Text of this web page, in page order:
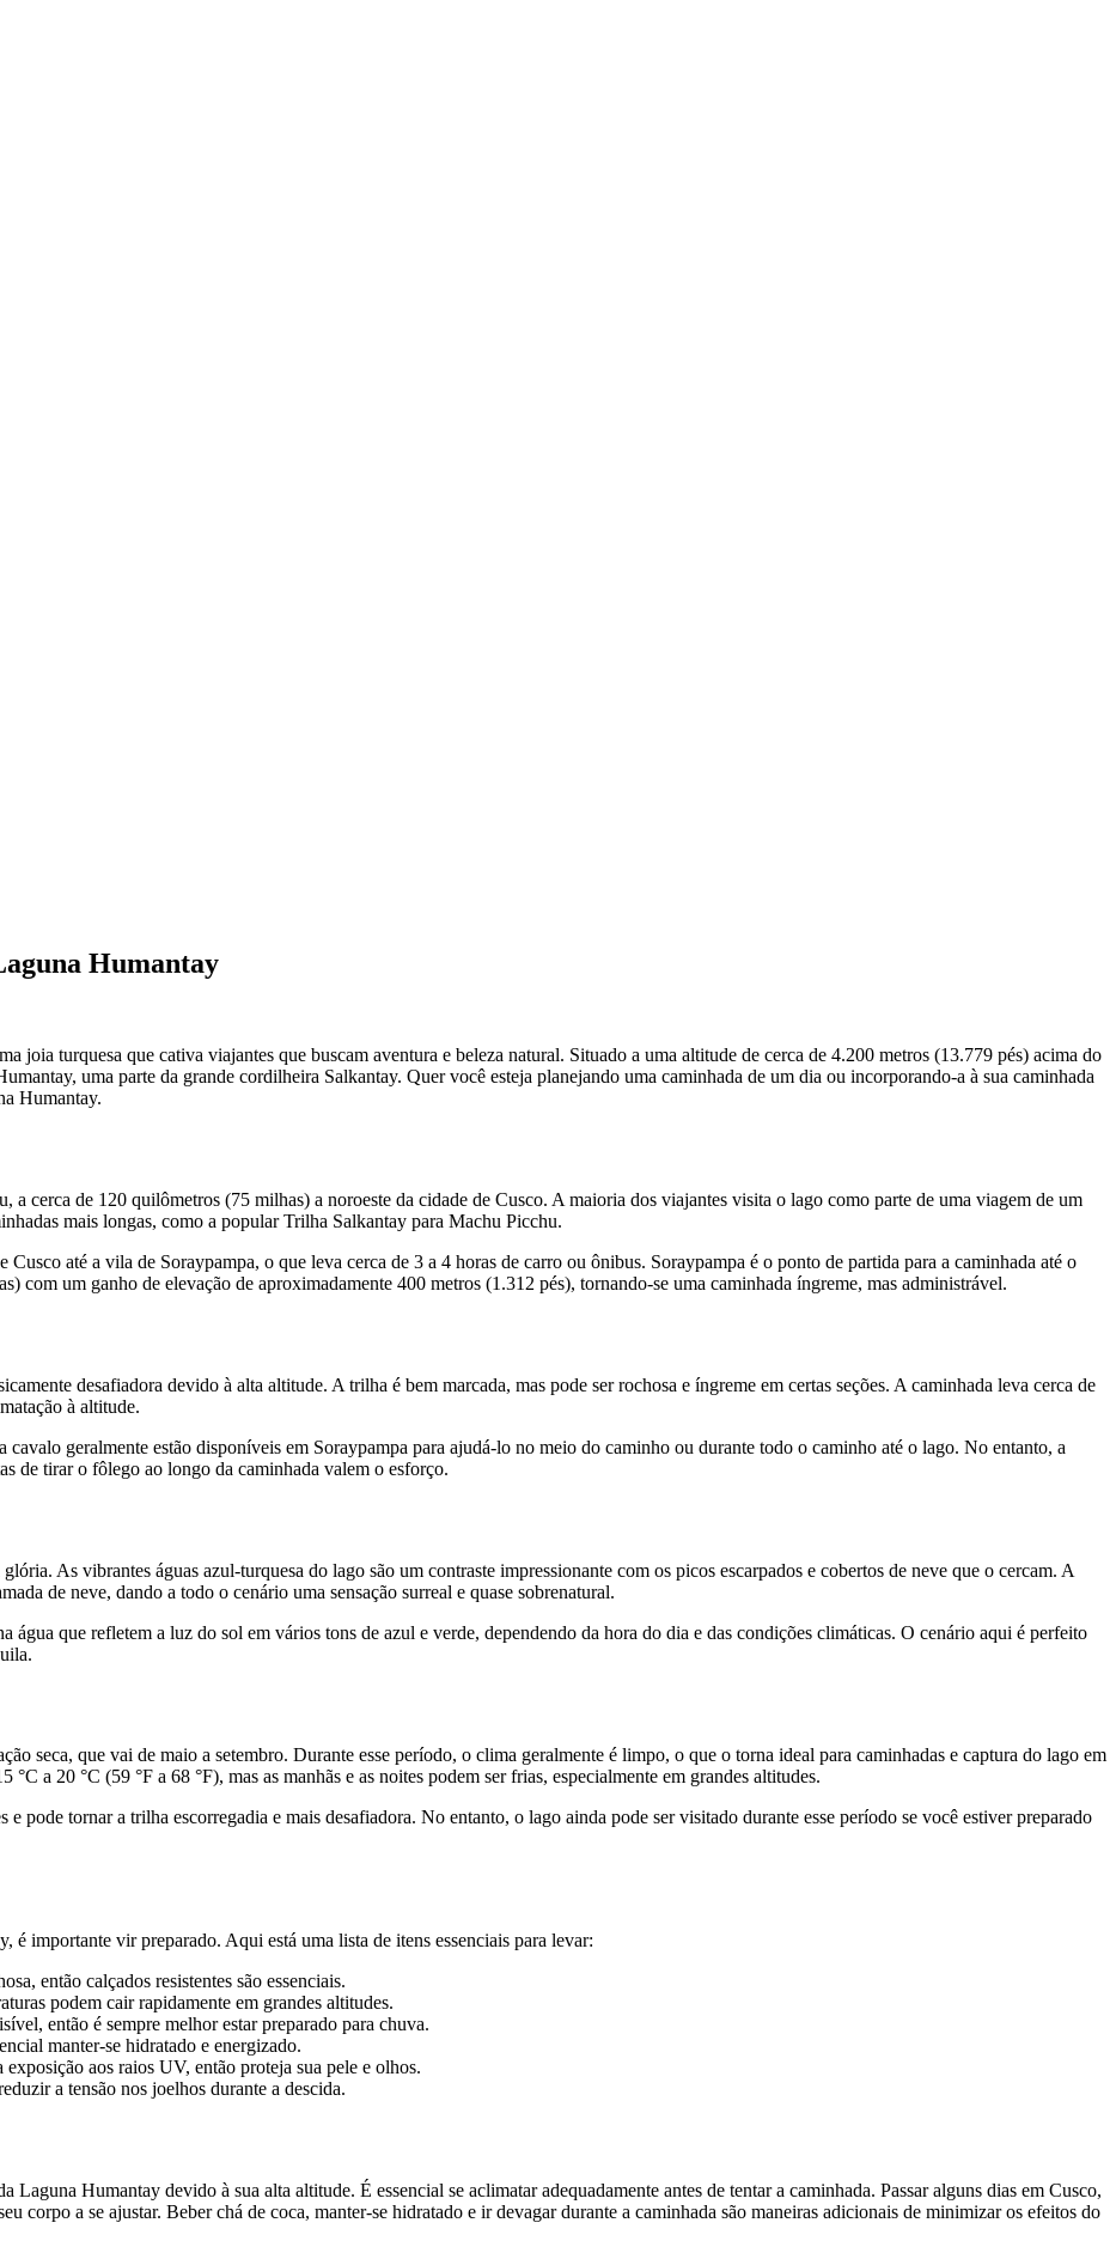
Humantay
joia turquesa que cativa viajantes que buscam aventura e beleza natural. Situado a uma altitude de cerca de 4.200 metros (13.779 pés) acima do
uma parte da grande cordilheira Salkantay. Quer você esteja planejando uma caminhada de um dia ou incorporando-a à sua caminhada
Humantay.
a cerca de 120 quilômetros (75 milhas) a noroeste da cidade de Cusco. A maioria dos viajantes visita o lago como parte de uma viagem de um
mais longas, como a popular Trilha Salkantay para Machu Picchu.
até a vila de Soraypampa, o que leva cerca de 3 a 4 horas de carro ou ônibus. Soraypampa é o ponto de partida para a caminhada até o
com um ganho de elevação de aproximadamente 400 metros (1.312 pés), tornando-se uma caminhada íngreme, mas administrável.
desafiadora devido à alta altitude. A trilha é bem marcada, mas pode ser rochosa e íngreme em certas seções. A caminhada leva cerca de
à altitude.
cavalo geralmente estão disponíveis em Soraypampa para ajudá-lo no meio do caminho ou durante todo o caminho até o lago. No entanto, a
de tirar o fôlego ao longo da caminhada valem o esforço.
As vibrantes águas azul-turquesa do lago são um contraste impressionante com os picos escarpados e cobertos de neve que o cercam. A
de neve, dando a todo o cenário uma sensação surreal e quase sobrenatural.
água que refletem a luz do sol em vários tons de azul e verde, dependendo da hora do dia e das condições climáticas. O cenário aqui é perfeito
seca, que vai de maio a setembro. Durante esse período, o clima geralmente é limpo, o que o torna ideal para caminhadas e captura do lago em
a 20 °C (59 °F a 68 °F), mas as manhãs e as noites podem ser frias, especialmente em grandes altitudes.
pode tornar a trilha escorregadia e mais desafiadora. No entanto, o lago ainda pode ser visitado durante esse período se você estiver preparado
importante vir preparado. Aqui está uma lista de itens essenciais para levar:
então calçados resistentes são essenciais.
podem cair rapidamente em grandes altitudes.
então é sempre melhor estar preparado para chuva.
manter-se hidratado e energizado.
aos raios UV, então proteja sua pele e olhos.
a tensão nos joelhos durante a descida.
Humantay devido à sua alta altitude. É essencial se aclimatar adequadamente antes de tentar a caminhada. Passar alguns dias em Cusco,
corpo a se ajustar. Beber chá de coca, manter-se hidratado e ir devagar durante a caminhada são maneiras adicionais de minimizar os efeitos do